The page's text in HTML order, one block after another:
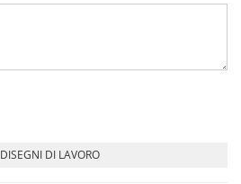
DISEGNI DI LAVORO